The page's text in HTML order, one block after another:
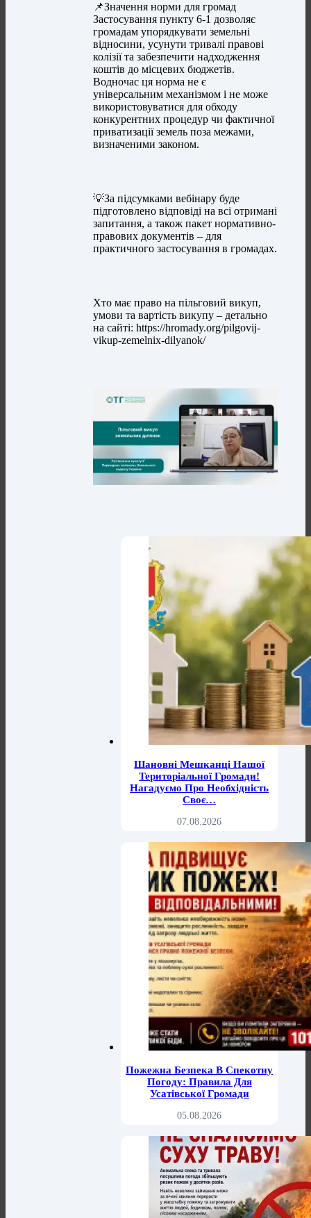
📌Значення норми для громад
Застосування пункту 6-1 дозволяє
громадам упорядкувати земельні
відносини, усунути тривалі правові
колізії та забезпечити надходження
коштів до місцевих бюджетів.
Водночас ця норма не є
універсальним механізмом і не може
використовуватися для обходу
конкурентних процедур чи фактичної
приватизації земель поза межами,
визначеними законом.
💡За підсумками вебінару буде
підготовлено відповіді на всі отримані
запитання, а також пакет нормативно-
правових документів – для
практичного застосування в громадах.
Хто має право на пільговий викуп,
умови та вартість викупу – детально
на сайті: https://hromady.org/pilgovij-
vikup-zemelnix-dilyanok/
Шановні Мешканці Нашої
Територіальної Громади!
Нагадуємо Про Необхідність
Своє…
07.08.2026
Пожежна Безпека В Спекотну
Погоду: Правила Для
Усатівської Громади
05.08.2026